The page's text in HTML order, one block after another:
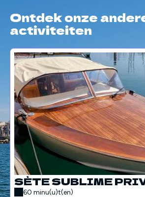
Ontdek onze
activiteiten
SÈTE SUBLIME
60 minu(u)t(en)